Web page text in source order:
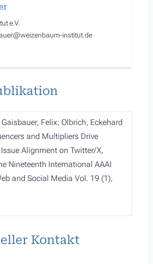
e.V.
institut.de
Felix; Olbrich, Eckehard
and Multipliers Drive
Alignment on Twitter/X,
Nineteenth International AAAI
and Social Media Vol. 19 (1),
Kontakt